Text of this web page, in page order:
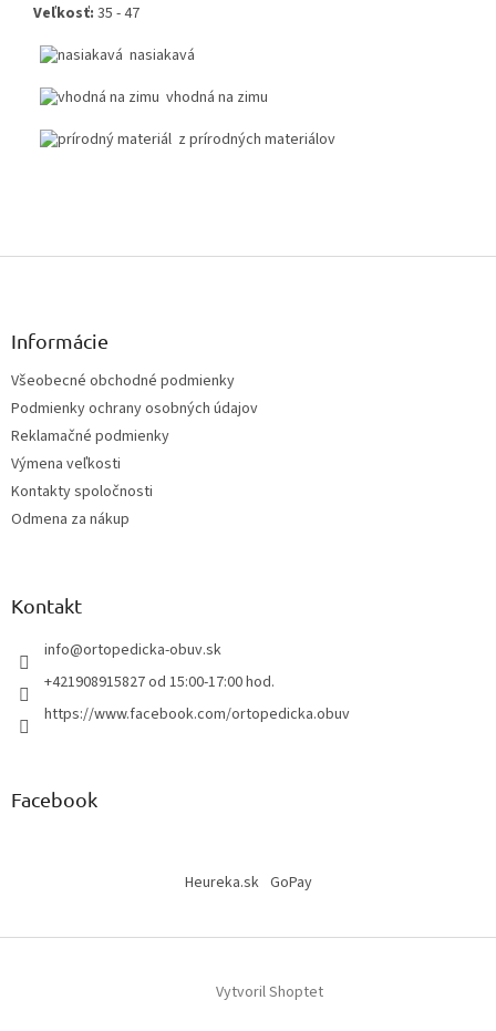
Veľkosť: 35 - 47
nasiakavá
vhodná na zimu
z prírodných materiálov
Informácie
Všeobecné obchodné podmienky
Podmienky ochrany osobných údajov
Reklamačné podmienky
Výmena veľkosti
Kontakty spoločnosti
Odmena za nákup
Kontakt
info@ortopedicka-obuv.sk
+421908915827 od 15:00-17:00 hod.
https://www.facebook.com/ortopedicka.obuv
Facebook
Heureka.sk GoPay
Vytvoril Shoptet